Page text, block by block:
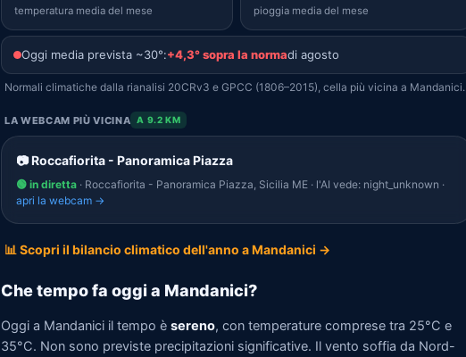
temperatura media del mese pioggia media del mese
Oggi media prevista ~30°:+4,3° sopra la normadi agosto
Normali climatiche dalla rianalisi 20CRv3 e GPCC (1806–2015), cella più vicina a Mandanici.
LA WEBCAM PIÙ VICINA A 9.2 KM
📷 Roccafiorita - Panoramica Piazza
🟢 in diretta · Roccafiorita - Panoramica Piazza, Sicilia ME · l'AI vede: night_unknown ·
apri la webcam →
📊 Scopri il bilancio climatico dell'anno a Mandanici →
Che tempo fa oggi a Mandanici?
Oggi a Mandanici il tempo è sereno, con temperature comprese tra 25°C e
35°C. Non sono previste precipitazioni significative. Il vento soffia da Nord-